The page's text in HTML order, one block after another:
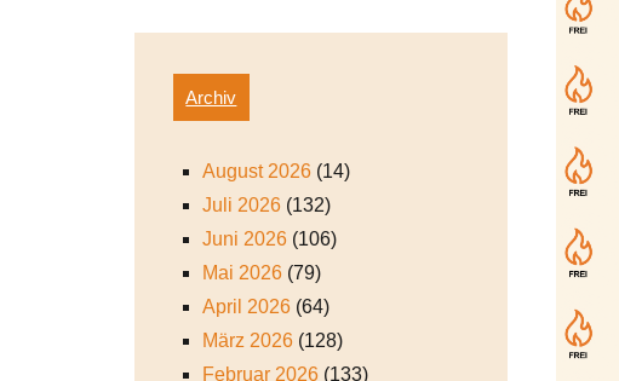
Archiv
August 2026 (14)
Juli 2026 (132)
Juni 2026 (106)
Mai 2026 (79)
April 2026 (64)
März 2026 (128)
Februar 2026 (133)